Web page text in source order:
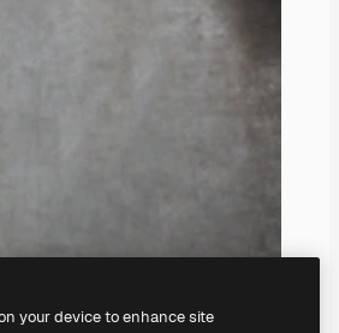
your device to enhance site